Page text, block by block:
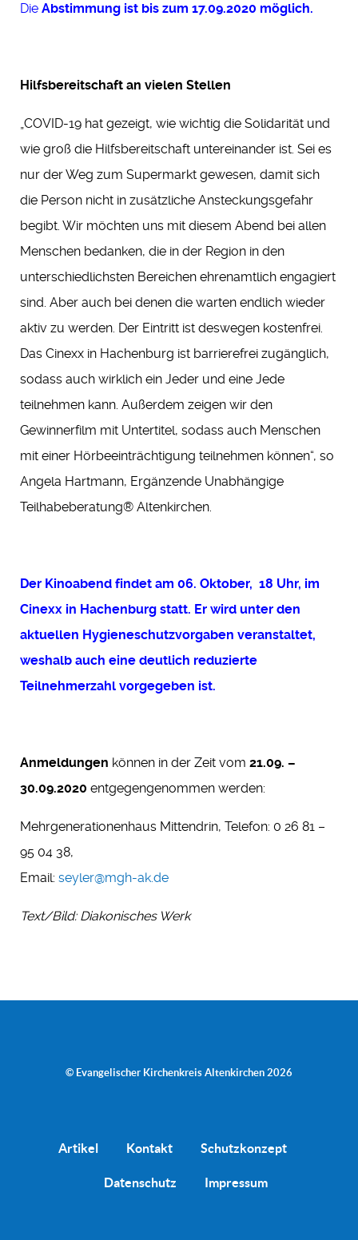
Die Abstimmung ist bis zum 17.09.2020 möglich.
Hilfsbereitschaft an vielen Stellen
„COVID-19 hat gezeigt, wie wichtig die Solidarität und
wie groß die Hilfsbereitschaft untereinander ist. Sei es
nur der Weg zum Supermarkt gewesen, damit sich
die Person nicht in zusätzliche Ansteckungsgefahr
begibt. Wir möchten uns mit diesem Abend bei allen
Menschen bedanken, die in der Region in den
unterschiedlichsten Bereichen ehrenamtlich engagiert
sind. Aber auch bei denen die warten endlich wieder
aktiv zu werden. Der Eintritt ist deswegen kostenfrei.
Das Cinexx in Hachenburg ist barrierefrei zugänglich,
sodass auch wirklich ein Jeder und eine Jede
teilnehmen kann. Außerdem zeigen wir den
Gewinnerfilm mit Untertitel, sodass auch Menschen
mit einer Hörbeeinträchtigung teilnehmen können“, so
Angela Hartmann, Ergänzende Unabhängige
Teilhabeberatung® Altenkirchen.
Der Kinoabend findet am 06. Oktober, 18 Uhr, im
Cinexx in Hachenburg statt. Er wird unter den
aktuellen Hygieneschutzvorgaben veranstaltet,
weshalb auch eine deutlich reduzierte
Teilnehmerzahl vorgegeben ist.
Anmeldungen können in der Zeit vom 21.09. –
30.09.2020 entgegengenommen werden:
Mehrgenerationenhaus Mittendrin, Telefon: 0 26 81 –
95 04 38,
Email: seyler@mgh-ak.de
Text/Bild: Diakonisches Werk
© Evangelischer Kirchenkreis Altenkirchen 2026
Artikel Kontakt Schutzkonzept
Datenschutz Impressum